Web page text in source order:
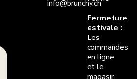
info@brunchy.ch
Fermeture
estivale :
Les
commandes
en ligne
et le
magasin